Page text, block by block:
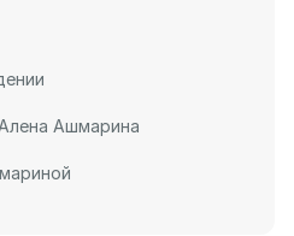
Ашмарина